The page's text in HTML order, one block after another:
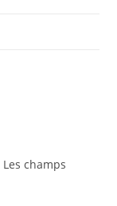
Les champs